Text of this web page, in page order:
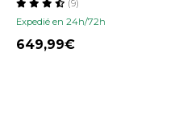
Expedié en 24h/72h
(9)
649,99